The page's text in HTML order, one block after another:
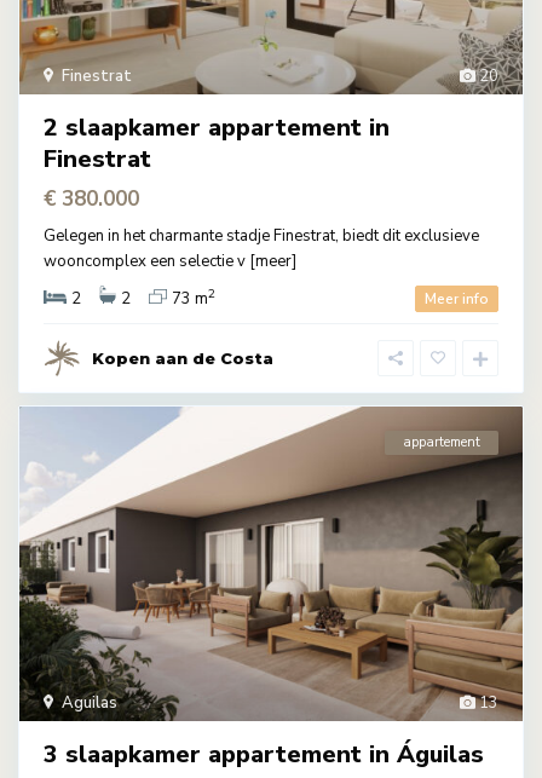
20
Finestrat
2 slaapkamer appartement in
Finestrat
€ 380.000
Gelegen in het charmante stadje Finestrat, biedt dit exclusieve
wooncomplex een selectie v [meer]
2
2 73 m2 Meer info
Kopen aan de Costa
13
Aguilas
appartement
3 slaapkamer appartement in Águilas